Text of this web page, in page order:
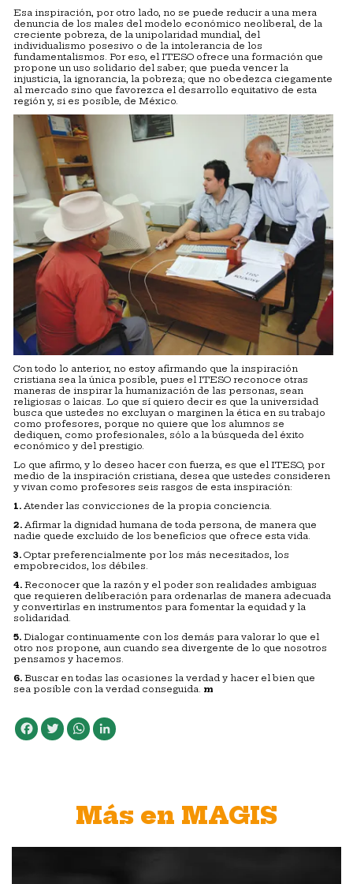
Esa inspiración, por otro lado, no se puede reducir a una mera
denuncia de los males del modelo económico neoliberal, de la
creciente pobreza, de la unipolaridad mundial, del
individualismo posesivo o de la intolerancia de los
fundamentalismos. Por eso, el ITESO ofrece una formación que
propone un uso solidario del saber; que pueda vencer la
injusticia, la ignorancia, la pobreza; que no obedezca ciegamente
al mercado sino que favorezca el desarrollo equitativo de esta
región y, si es posible, de México.
Con todo lo anterior, no estoy afirmando que la inspiración
cristiana sea la única posible, pues el ITESO reconoce otras
maneras de inspirar la humanización de las personas, sean
religiosas o laicas. Lo que sí quiero decir es que la universidad
busca que ustedes no excluyan o marginen la ética en su trabajo
como profesores, porque no quiere que los alumnos se
dediquen, como profesionales, sólo a la búsqueda del éxito
económico y del prestigio.
Lo que afirmo, y lo deseo hacer con fuerza, es que el ITESO, por
medio de la inspiración cristiana, desea que ustedes consideren
y vivan como profesores seis rasgos de esta inspiración:
1. Atender las convicciones de la propia conciencia.
2. Afirmar la dignidad humana de toda persona, de manera que
nadie quede excluido de los beneficios que ofrece esta vida.
3. Optar preferencialmente por los más necesitados, los
empobrecidos, los débiles.
4. Reconocer que la razón y el poder son realidades ambiguas
que requieren deliberación para ordenarlas de manera adecuada
y convertirlas en instrumentos para fomentar la equidad y la
solidaridad.
5. Dialogar continuamente con los demás para valorar lo que el
otro nos propone, aun cuando sea divergente de lo que nosotros
pensamos y hacemos.
6. Buscar en todas las ocasiones la verdad y hacer el bien que
sea posible con la verdad conseguida. m
Facebook
TwitterWhatsApp
Más en MAGIS